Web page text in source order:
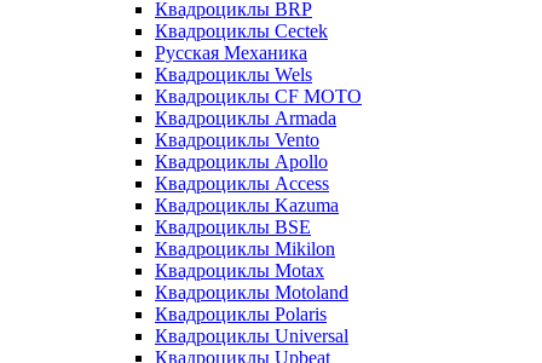
Квадроциклы BRP
Квадроциклы Cectek
Русская Механика
Квадроциклы Wels
Квадроциклы CF MOTO
Квадроциклы Armada
Квадроциклы Vento
Квадроциклы Apollo
Квадроциклы Access
Квадроциклы Kazuma
Квадроциклы BSE
Квадроциклы Mikilon
Квадроциклы Motax
Квадроциклы Motoland
Квадроциклы Polaris
Квадроциклы Universal
Квадроциклы Upbeat